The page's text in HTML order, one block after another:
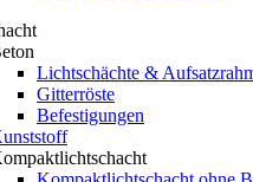
Lichtschächte &
Gitterröste
Befestigungen